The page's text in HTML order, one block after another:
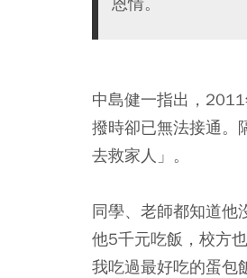
中島健一指出，
撥時卻已無法接通。
去救家人」。
同學、老師都知道他
他5千元吃飯，校方
我吃過最好吃的蛋包